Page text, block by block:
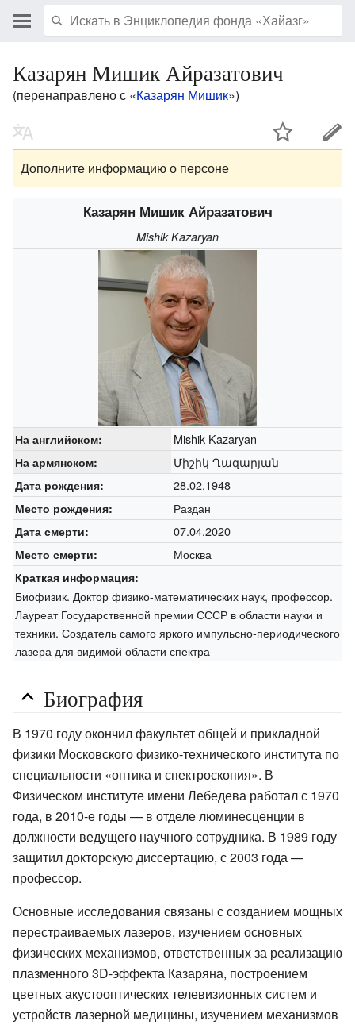
Казарян Мишик Айразатович
(перенаправлено с «Казарян Мишик»)
Дополните информацию о персоне
Казарян Мишик Айразатович
Mishik Kazaryan
На английском: Mishik Kazaryan
На армянском: Միշիկ Ղազարյան
Дата рождения: 28.02.1948
Место рождения: Раздан
Дата смерти: 07.04.2020
Место смерти: Москва
Краткая информация:
Биофизик. Доктор физико-математических наук, профессор.
Лауреат Государственной премии СССР в области науки и
техники. Создатель самого яркого импульсно-периодического
лазера для видимой области спектра
Биография
В 1970 году окончил факультет общей и прикладной
физики Московского физико-технического института по
специальности «оптика и спектроскопия». В
Физическом институте имени Лебедева работал с 1970
года, в 2010-е годы — в отделе люминесценции в
должности ведущего научного сотрудника. В 1989 году
защитил докторскую диссертацию, с 2003 года —
профессор.
Основные исследования связаны с созданием мощных
перестраиваемых лазеров, изучением основных
физических механизмов, ответственных за реализацию
плазменного 3D-эффекта Казаряна, построением
цветных акустооптических телевизионных систем и
устройств лазерной медицины, изучением механизмов